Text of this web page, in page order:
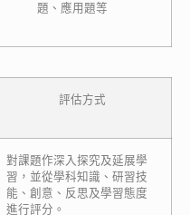
題、應用題等
評估方式
對課題作深入探究及延展學
習，並從學科知識、研習技
能、創意、反思及學習態度
進行評分。